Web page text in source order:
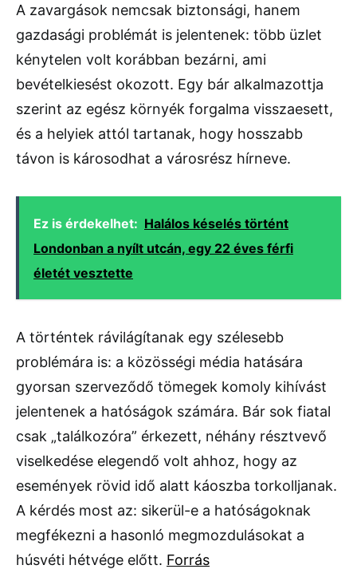
A zavargások nemcsak biztonsági, hanem
gazdasági problémát is jelentenek: több üzlet
kénytelen volt korábban bezárni, ami
bevételkiesést okozott. Egy bár alkalmazottja
szerint az egész környék forgalma visszaesett,
és a helyiek attól tartanak, hogy hosszabb
távon is károsodhat a városrész hírneve.
Ez is érdekelhet: Halálos késelés történt
Londonban a nyílt utcán, egy 22 éves férfi
életét vesztette
A történtek rávilágítanak egy szélesebb
problémára is: a közösségi média hatására
gyorsan szerveződő tömegek komoly kihívást
jelentenek a hatóságok számára. Bár sok fiatal
csak „találkozóra” érkezett, néhány résztvevő
viselkedése elegendő volt ahhoz, hogy az
események rövid idő alatt káoszba torkolljanak.
A kérdés most az: sikerül-e a hatóságoknak
megfékezni a hasonló megmozdulásokat a
húsvéti hétvége előtt. Forrás